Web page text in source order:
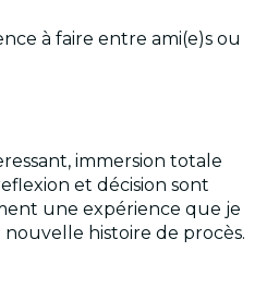
à faire entre ami(e)s ou
immersion totale
et décision sont
une expérience que je
nouvelle histoire de procès.